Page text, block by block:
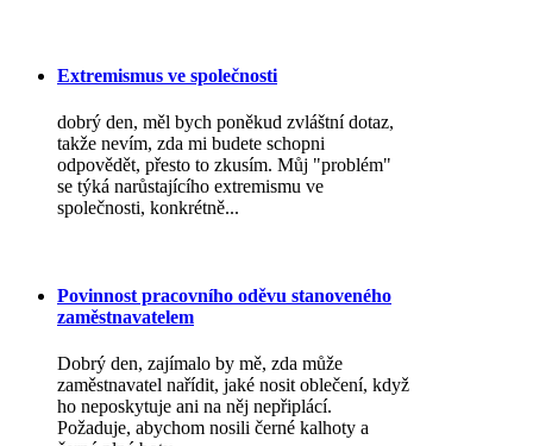
Extremismus ve společnosti
dobrý den, měl bych poněkud zvláštní dotaz,
takže nevím, zda mi budete schopni
odpovědět, přesto to zkusím. Můj "problém"
se týká narůstajícího extremismu ve
společnosti, konkrétně...
Povinnost pracovního oděvu stanoveného
zaměstnavatelem
Dobrý den, zajímalo by mě, zda může
zaměstnavatel nařídit, jaké nosit oblečení, když
ho neposkytuje ani na něj nepřiplácí.
Požaduje, abychom nosili černé kalhoty a